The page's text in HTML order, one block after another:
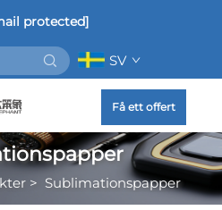
protected]
SV
Få ett offert
> Sublimationspapper